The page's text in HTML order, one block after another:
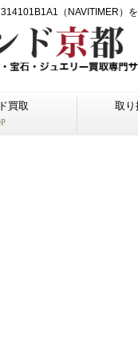
（NAVITIMER）
買取 取り